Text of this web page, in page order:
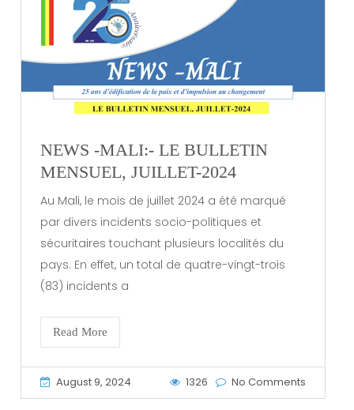
NEWS -MALI:- LE BULLETIN
MENSUEL, JUILLET-2024
Au Mali, le mois de juillet 2024 a été marqué
par divers incidents socio-politiques et
sécuritaires touchant plusieurs localités du
pays. En effet, un total de quatre-vingt-trois
(83) incidents a
Read More
August 9, 2024 1326 No Comments